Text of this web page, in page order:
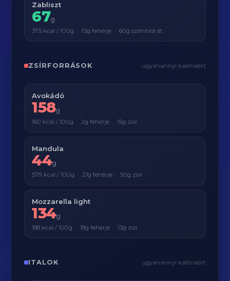
Zabliszt
67g
375 kcal / 100g · 13g fehérje · 60g szénhidrát
ZSÍRFORRÁSOK ugyanannyi kalóriáért
Avokádó
158g
160 kcal / 100g · 2g fehérje · 15g zsír
Mandula
44g
579 kcal / 100g · 21g fehérje · 50g zsír
Mozzarella light
134g
188 kcal / 100g · 18g fehérje · 13g zsír
ITALOK ugyanannyi kalóriáért